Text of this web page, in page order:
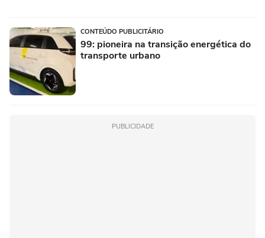
CONTEÚDO PUBLICITÁRIO
99: pioneira na transição energética do
transporte urbano
PUBLICIDADE